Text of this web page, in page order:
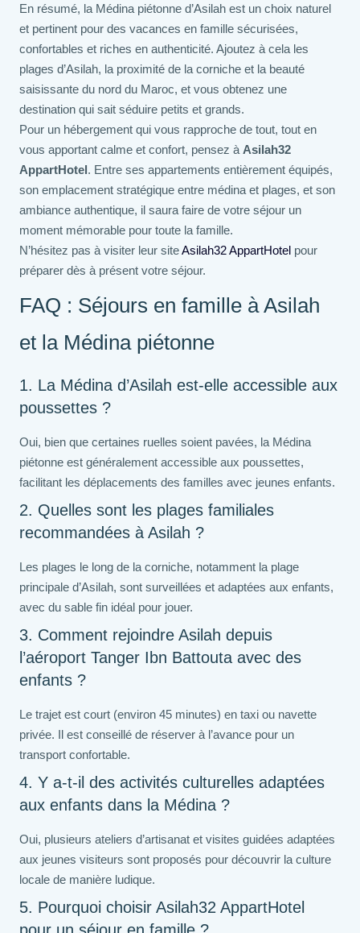
En résumé, la Médina piétonne d’Asilah est un choix naturel
et pertinent pour des vacances en famille sécurisées,
confortables et riches en authenticité. Ajoutez à cela les
plages d’Asilah, la proximité de la corniche et la beauté
saisissante du nord du Maroc, et vous obtenez une
destination qui sait séduire petits et grands.
Pour un hébergement qui vous rapproche de tout, tout en
vous apportant calme et confort, pensez à Asilah32
AppartHotel. Entre ses appartements entièrement équipés,
son emplacement stratégique entre médina et plages, et son
ambiance authentique, il saura faire de votre séjour un
moment mémorable pour toute la famille.
N’hésitez pas à visiter leur siteAsilah32 AppartHotel pour
préparer dès à présent votre séjour.
FAQ : Séjours en famille à Asilah
et la Médina piétonne
1. La Médina d’Asilah est-elle accessible aux
poussettes ?
Oui, bien que certaines ruelles soient pavées, la Médina
piétonne est généralement accessible aux poussettes,
facilitant les déplacements des familles avec jeunes enfants.
2. Quelles sont les plages familiales
recommandées à Asilah ?
Les plages le long de la corniche, notamment la plage
principale d’Asilah, sont surveillées et adaptées aux enfants,
avec du sable fin idéal pour jouer.
3. Comment rejoindre Asilah depuis
l’aéroport Tanger Ibn Battouta avec des
enfants ?
Le trajet est court (environ 45 minutes) en taxi ou navette
privée. Il est conseillé de réserver à l’avance pour un
transport confortable.
4. Y a-t-il des activités culturelles adaptées
aux enfants dans la Médina ?
Oui, plusieurs ateliers d’artisanat et visites guidées adaptées
aux jeunes visiteurs sont proposés pour découvrir la culture
locale de manière ludique.
5. Pourquoi choisir Asilah32 AppartHotel